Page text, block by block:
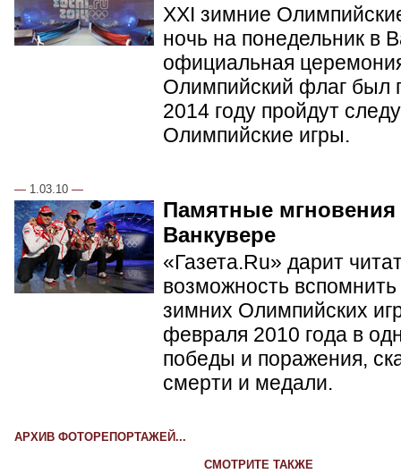
XXI зимние
ночь на понедельник в
официальная
Олимпийский флаг был
2014 году пройдут
Олимпийские игры.
— 1.03.10 —
Памятные
Ванкувере
«Газета.Ru» дарит
возможность
зимних Олимпийских
февраля 2010 года в
победы и поражения,
смерти и медали.
АРХИВ ФОТОРЕПОРТАЖЕЙ...
СМОТРИТЕ ТАКЖЕ